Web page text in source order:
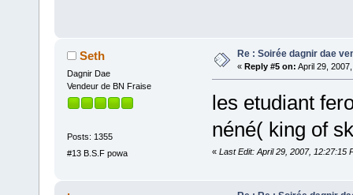
Seth
Dagnir Dae
Vendeur de BN Fraise
Posts: 1355
#13 B.S.F powa
Re : Soirée dagnir dae
« Reply #5 on: April 29,
les etudiant
néné( king of
« Last Edit: April 29, 2007, 12:27:15